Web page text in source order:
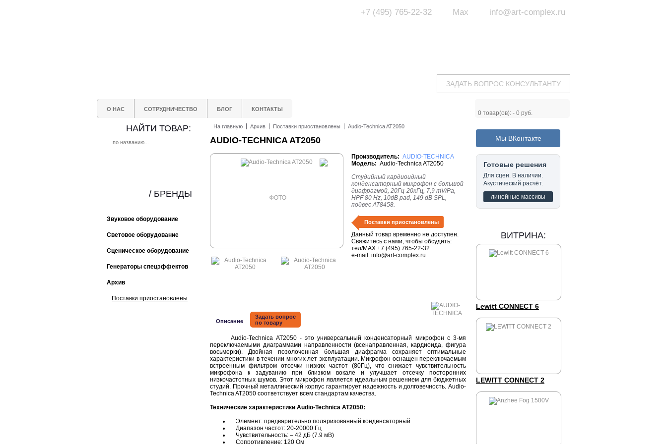
info@art-complex.ru
Max
+7 (495) 765-22-32
ЗАДАТЬ ВОПРОС КОНСУЛЬТАНТУ
О НАС СОТРУДНИЧЕСТВО БЛОГ КОНТАКТЫ
0 товар(ов): - 0 руб.
НАЙТИ ТОВАР:
Звуковое оборудование
Световое оборудование
Сценическое оборудование
Генераторы спецэффектов
Архив
Поставки приостановлены
/ БРЕНДЫ
На главную Архив Поставки приостановлены Audio-Technica AT2050
AUDIO-TECHNICA AT2050
Производитель: AUDIO-TECHNICA
Модель: Audio-Technica AT2050
Студийный кардиоидный
конденсаторный микрофон с большой
диафрагмой, 20Гц-20кГц, 7,9 mV/Pa,
HPF 80 Hz, 10dB pad, 149 dB SPL,
подвес АТ8458.
Поставки приостановлены
Данный товар временно не доступен.
Свяжитесь с нами, чтобы обсудить:
тел/MAX +7 (495) 765-22-32
e-mail: info@art-complex.ru
Описание
Задать вопрос
по товару
Audio-Technica AT2050 - это универсальный конденсаторный микрофон с 3-мя
переключаемыми диаграммами направленности (всенаправленная, кардиоида, фигура
восьмерки). Двойная позолоченная большая диафрагма сохраняет оптимальные
характеристики в течении многих лет эксплуатации. Микрофон оснащен переключаемым
встроенным фильтром отсечки низких частот (80Гц), что снижает чувствительность
микрофона к задуванию при близком вокале и улучшает отсечку посторонних
низкочастотных шумов. Этот микрофон является идеальным решением для бюджетных
студий. Прочный металлический корпус гарантирует надежность и долговечность. Audio-
Technica AT2050 соответствует всем стандартам качества.
Технические характеристики Audio-Technica AT2050:
Элемент: предварительно поляризованный конденсаторный
Диапазон частот: 20-20000 Гц
Чувствительность: – 42 дБ (7.9 мВ)
Сопротивление: 120 Ом
Мы ВКонтакте
Готовые решения
Для сцен. В наличии.
Акустический расчёт.
линейные массивы
ВИТРИНА:
Lewitt CONNECT 6
LEWITT CONNECT 2